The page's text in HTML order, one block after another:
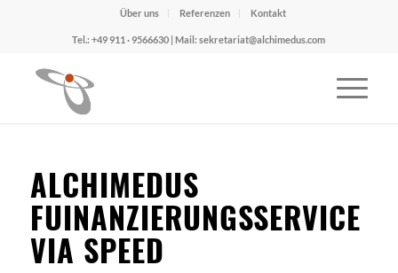
Über uns Referenzen Kontakt
Tel.: +49 911 · 9566630 | Mail: sekretariat@alchimedus.com
ALCHIMEDUS
FUINANZIERUNGSSERVICE
VIA SPEED